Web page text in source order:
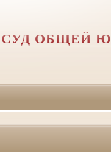
ОБЩЕЙ